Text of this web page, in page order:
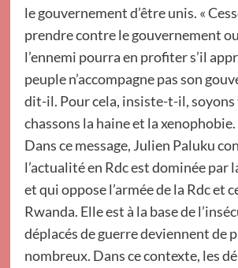
le gouvernement d’être unis. «
prendre contre le gouvernement ou
l’ennemi pourra en profiter s’il
peuple n’accompagne pas son
dit-il. Pour cela, insiste-t-il,
chassons la haine et la xenophobie.
Dans ce message, Julien Paluku
l’actualité en Rdc est dominée par
et qui oppose l’armée de la Rdc et
Rwanda. Elle est à la base de
déplacés de guerre deviennent de
nombreux. Dans ce contexte, les